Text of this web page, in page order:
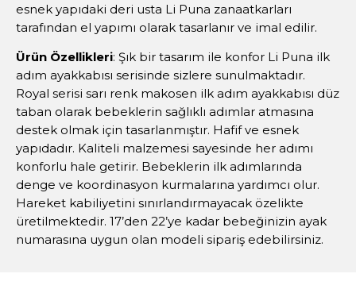
esnek yapıdaki deri usta Li Puna zanaatkarları
tarafından el yapımı olarak tasarlanır ve imal edilir.
Ürün Özellikleri: Şık bir tasarım ile konfor Li Puna ilk
adım ayakkabısı serisinde sizlere sunulmaktadır.
Royal serisi sarı renk makosen ilk adım ayakkabısı düz
taban olarak bebeklerin sağlıklı adımlar atmasına
destek olmak için tasarlanmıştır. Hafif ve esnek
yapıdadır. Kaliteli malzemesi sayesinde her adımı
konforlu hale getirir. Bebeklerin ilk adımlarında
denge ve koordinasyon kurmalarına yardımcı olur.
Hareket kabiliyetini sınırlandırmayacak özelikte
üretilmektedir. 17’den 22’ye kadar bebeğinizin ayak
numarasına uygun olan modeli sipariş edebilirsiniz.